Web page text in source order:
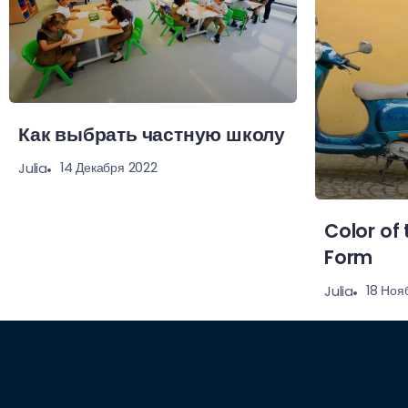
Как выбрать частную школу
Julia 14 Декабря 2022
Color of
Form
Julia 18